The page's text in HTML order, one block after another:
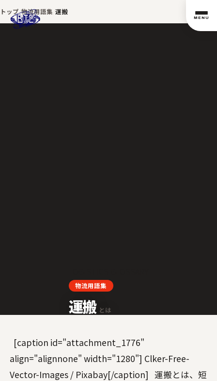
MENU
トップ 物流用語集 運搬
物流用語集
運搬 とは
[caption id="attachment_1776"
align="alignnone" width="1280"] Clker-Free-
Vector-Images / Pixabay[/caption] 運搬とは、短